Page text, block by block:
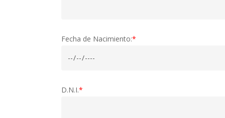
Fecha de Nacimiento:*
D.N.I.*